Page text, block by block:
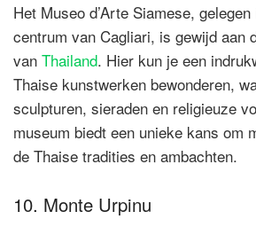
Het Museo d’Arte Siamese,
centrum van Cagliari, is gewijd aan
van Thailand. Hier kun je een
Thaise kunstwerken bewonderen,
sculpturen, sieraden en religieuze
museum biedt een unieke kans om
de Thaise tradities en ambachten.
10. Monte Urpinu